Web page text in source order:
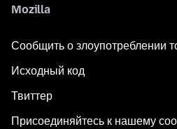
Mozilla
Сообщить о злоупотреблении
Исходный код
Твиттер
Присоединяйтесь к нашему